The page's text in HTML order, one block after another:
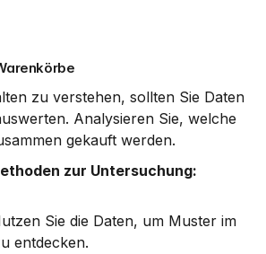
zu verstehen, sollten Sie Daten
Analysieren Sie, welche
gekauft werden.
zur Untersuchung:
Sie die Daten, um Muster im
entdecken.